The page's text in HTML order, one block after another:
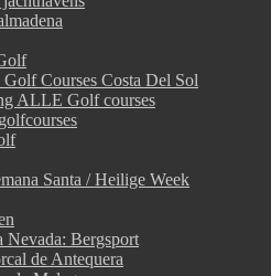
Courses Costa Del Sol
ALLE Golf courses
Santa / Heilige Week
Nevada: Bergsport
de Antequera